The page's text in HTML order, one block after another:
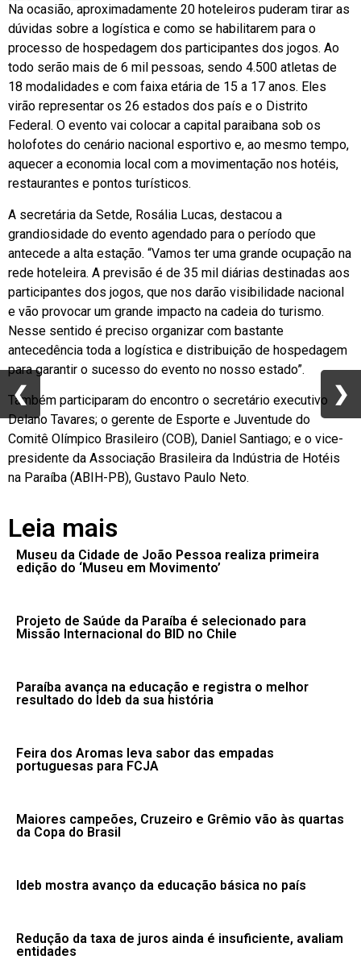
Na ocasião, aproximadamente 20 hoteleiros puderam tirar as
dúvidas sobre a logística e como se habilitarem para o
processo de hospedagem dos participantes dos jogos. Ao
todo serão mais de 6 mil pessoas, sendo 4.500 atletas de
18 modalidades e com faixa etária de 15 a 17 anos. Eles
virão representar os 26 estados dos país e o Distrito
Federal. O evento vai colocar a capital paraibana sob os
holofotes do cenário nacional esportivo e, ao mesmo tempo,
aquecer a economia local com a movimentação nos hotéis,
restaurantes e pontos turísticos.
A secretária da Setde, Rosália Lucas, destacou a
grandiosidade do evento agendado para o período que
antecede a alta estação. “Vamos ter uma grande ocupação na
rede hoteleira. A previsão é de 35 mil diárias destinadas aos
participantes dos jogos, que nos darão visibilidade nacional
e vão provocar um grande impacto na cadeia do turismo.
Nesse sentido é preciso organizar com bastante
antecedência toda a logística e distribuição de hospedagem
para garantir o sucesso do evento no nosso estado”.
Também participaram do encontro o secretário executivo
Delano Tavares; o gerente de Esporte e Juventude do
Comitê Olímpico Brasileiro (COB), Daniel Santiago; e o vice-
presidente da Associação Brasileira da Indústria de Hotéis
na Paraíba (ABIH-PB), Gustavo Paulo Neto.
Leia mais
Museu da Cidade de João Pessoa realiza primeira
edição do ‘Museu em Movimento’
Projeto de Saúde da Paraíba é selecionado para
Missão Internacional do BID no Chile
Paraíba avança na educação e registra o melhor
resultado do Ideb da sua história
Feira dos Aromas leva sabor das empadas
portuguesas para FCJA
Maiores campeões, Cruzeiro e Grêmio vão às quartas
da Copa do Brasil
Ideb mostra avanço da educação básica no país
Redução da taxa de juros ainda é insuficiente, avaliam
entidades
❮ ❯
❮ ❯